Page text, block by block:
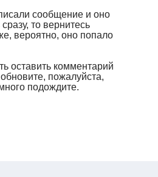
сообщение и оно
то вернитесь
вероятно, оно попало
оставить комментарий
пожалуйста,
подождите.